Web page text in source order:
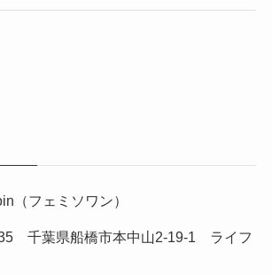
（フェミソワン）
千葉県船橋市本中山2-19-1 ライフ